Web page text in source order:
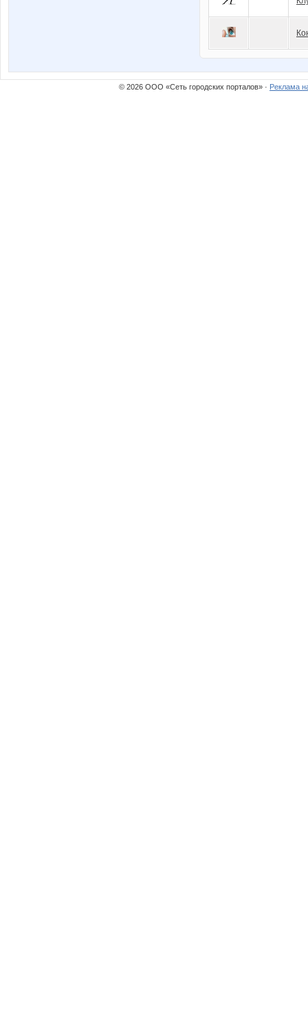
© 2026 ООО «Сеть городских порталов» · Реклама